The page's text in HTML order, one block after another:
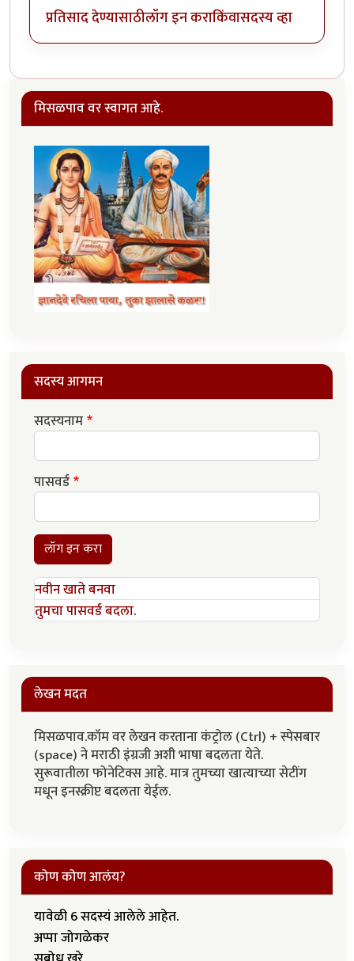
प्रतिसाद देण्यासाठीलॉग इन कराकिंवासदस्य व्हा
मिसळपाव वर स्वागत आहे.
सदस्य आगमन
सदस्यनाम
पासवर्ड
लॉग इन करा
नवीन खाते बनवा
तुमचा पासवर्ड बदला.
लेखन मदत
मिसळपाव.कॉम वर लेखन करताना कंट्रोल (Ctrl) + स्पेसबार
(space) ने मराठी इंग्रजी अशी भाषा बदलता येते.
सुरूवातीला फोनेटिक्स आहे. मात्र तुमच्या खात्याच्या सेटींग
मधून इनस्क्रीप्ट बदलता येईल.
कोण कोण आलंय?
यावेळी 6 सदस्यं आलेले आहेत.
अप्पा जोगळेकर